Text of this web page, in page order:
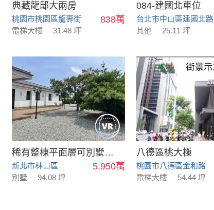
典藏龍邸大兩房
桃園市桃園區龍壽街 838萬
電梯大樓 31.48 坪
084-建國北車位
台北市中山區建國北路
其他 25.11 坪
稀有整棟平面層可別墅可會館
新北市林口區 5,950萬
別墅 94.08 坪
八德區桃大極
桃園市八德區金和路
電梯大樓 54.44 坪